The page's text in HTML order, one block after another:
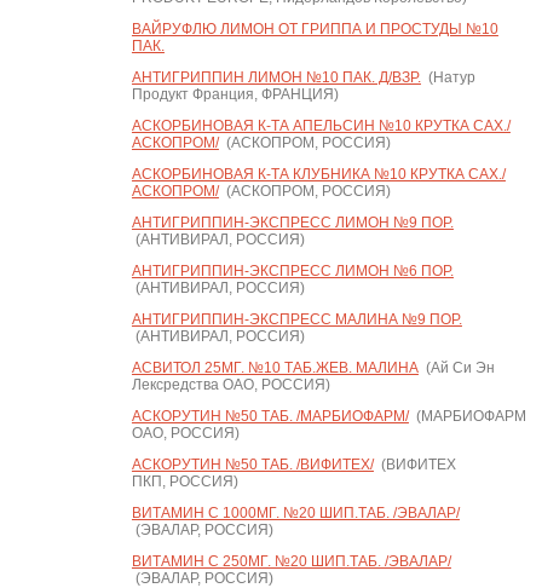
ВАЙРУФЛЮ ЛИМОН ОТ ГРИППА И ПРОСТУДЫ №10
ПАК.
АНТИГРИППИН ЛИМОН №10 ПАК. Д/ВЗР.(Натур
Продукт Франция, ФРАНЦИЯ)
АСКОРБИНОВАЯ К-ТА АПЕЛЬСИН №10 КРУТКА САХ./
АСКОПРОМ/(АСКОПРОМ, РОССИЯ)
АСКОРБИНОВАЯ К-ТА КЛУБНИКА №10 КРУТКА САХ./
АСКОПРОМ/(АСКОПРОМ, РОССИЯ)
АНТИГРИППИН-ЭКСПРЕСС ЛИМОН №9 ПОР.
(АНТИВИРАЛ, РОССИЯ)
АНТИГРИППИН-ЭКСПРЕСС ЛИМОН №6 ПОР.
(АНТИВИРАЛ, РОССИЯ)
АНТИГРИППИН-ЭКСПРЕСС МАЛИНА №9 ПОР.
(АНТИВИРАЛ, РОССИЯ)
АСВИТОЛ 25МГ. №10 ТАБ.ЖЕВ. МАЛИНА(Ай Си Эн
Лексредства ОАО, РОССИЯ)
АСКОРУТИН №50 ТАБ. /МАРБИОФАРМ/(МАРБИОФАРМ
ОАО, РОССИЯ)
АСКОРУТИН №50 ТАБ. /ВИФИТЕХ/(ВИФИТЕХ
ПКП, РОССИЯ)
ВИТАМИН С 1000МГ. №20 ШИП.ТАБ. /ЭВАЛАР/
(ЭВАЛАР, РОССИЯ)
ВИТАМИН С 250МГ. №20 ШИП.ТАБ. /ЭВАЛАР/
(ЭВАЛАР, РОССИЯ)